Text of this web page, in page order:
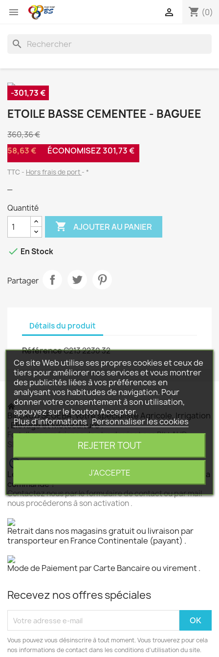
 shopping_cart (0)

search
-301,73 €
ETOILE BASSE CEMENTEE - BAGUEE
360,36 €
58,63 €
ÉCONOMISEZ 301,73 €
TTC Hors frais de port *
Quantité
 AJOUTER AU PANIER
 En Stock
Partager
Détails du produit
RéférenceC213 2230 32
BILLAUD SEGEBA, votre spécialiste Agricole, Irrigation
, Elevage et Motoculture .
Fort d'une expérience de plus de vingt ans BILLAUD
SEGEBA vous accompagne dans tous vos projets .
Le produit est disponible mais n 'est pas activé pour la
commande ?
Contactez nous par le formulaire de contact ou par mail
nous procéderons à son activation .
Retrait dans nos magasins gratuit ou livraison par
transporteur en France Continentale (payant) .
Mode de Paiement par Carte Bancaire ou virement .
Recevez nos offres spéciales
Vous pouvez vous désinscrire à tout moment. Vous trouverez pour cela
nos informations de contact dans les conditions d'utilisation du site.
Ce site Web utilise ses propres cookies et ceux de
tiers pour améliorer nos services et vous montrer
des publicités liées à vos préférences en
analysant vos habitudes de navigation. Pour
donner votre consentement à son utilisation,
appuyez sur le bouton Accepter.
Plus d'informations Personnaliser les cookies
REJETER TOUT
J'ACCEPTE